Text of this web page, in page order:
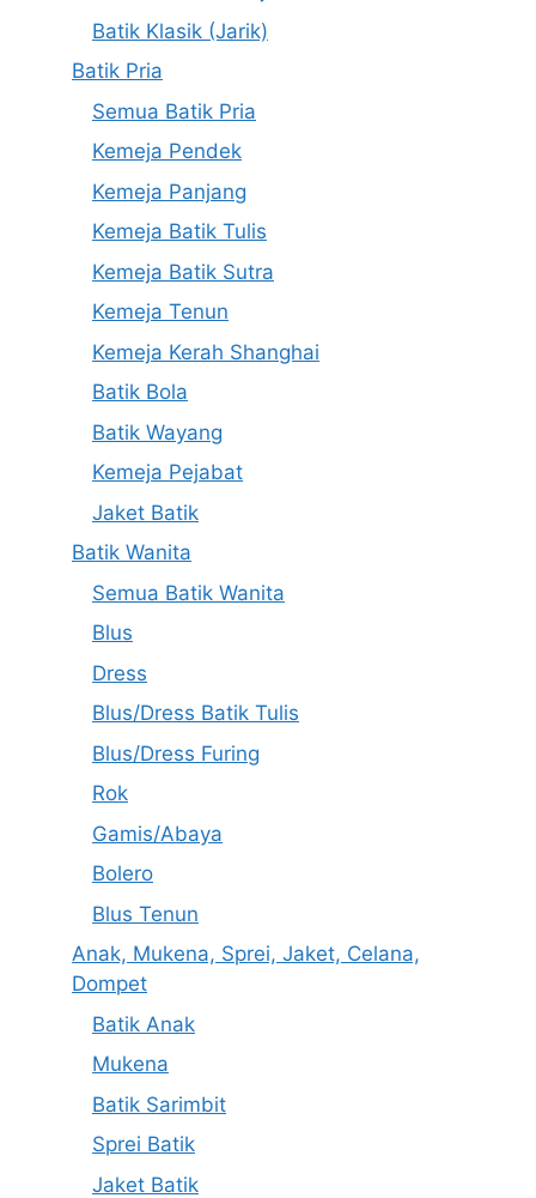
Batik Klasik (Jarik)
Batik Pria
Semua Batik Pria
Kemeja Pendek
Kemeja Panjang
Kemeja Batik Tulis
Kemeja Batik Sutra
Kemeja Tenun
Kemeja Kerah Shanghai
Batik Bola
Batik Wayang
Kemeja Pejabat
Jaket Batik
Batik Wanita
Semua Batik Wanita
Blus
Dress
Blus/Dress Batik Tulis
Blus/Dress Furing
Rok
Gamis/Abaya
Bolero
Blus Tenun
Anak, Mukena, Sprei, Jaket, Celana,
Dompet
Batik Anak
Mukena
Batik Sarimbit
Sprei Batik
Jaket Batik